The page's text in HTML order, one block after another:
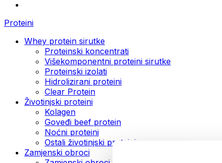
Proteini
Whey protein sirutke
Proteinski koncentrati
Višekomponentni proteini sirutke
Proteinski izolati
Hidrolizirani proteini
Clear Protein
Životinjski proteini
Kolagen
Goveđi beef protein
Noćni proteini
Ostali životinjski proteini
Zamjenski obroci